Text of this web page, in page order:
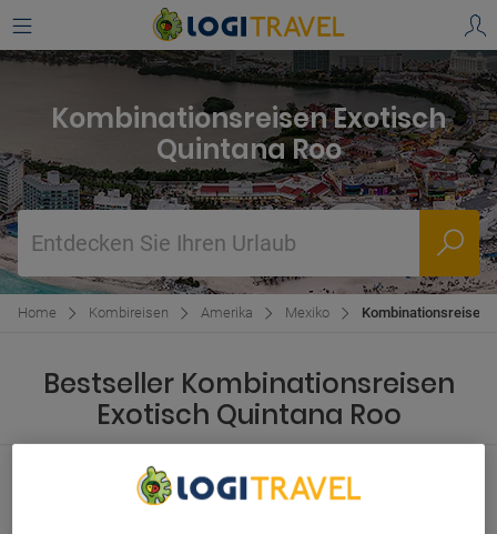
Kombinationsreisen Exotisch
Quintana Roo
Entdecken Sie Ihren Urlaub
Home Kombireisen Amerika Mexiko Kombinationsreisen
Bestseller Kombinationsreisen
Exotisch Quintana Roo
New York und Cancún
USA und Mexiko, 9 Tage